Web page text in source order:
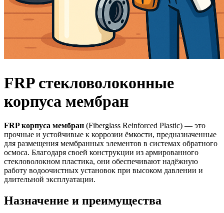
FRP стекловолоконные
корпуса мембран
FRP корпуса мембран (Fiberglass Reinforced Plastic) — это
прочные и устойчивые к коррозии ёмкости, предназначенные
для размещения мембранных элементов в системах обратного
осмоса. Благодаря своей конструкции из армированного
стекловолокном пластика, они обеспечивают надёжную
работу водоочистных установок при высоком давлении и
длительной эксплуатации.
Назначение и преимущества